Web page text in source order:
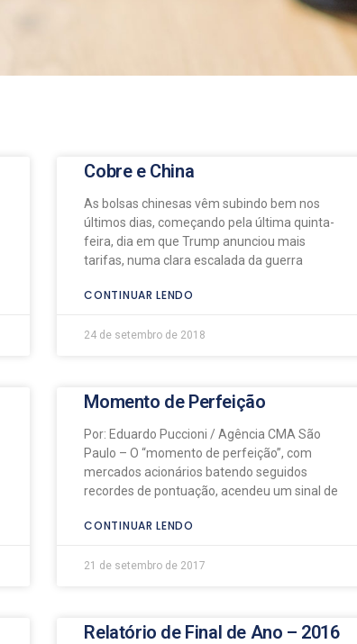
Cobre e China
As bolsas chinesas vêm subindo bem nos
últimos dias, começando pela última quinta-
feira, dia em que Trump anunciou mais
tarifas, numa clara escalada da guerra
CONTINUAR LENDO
24 de setembro de 2018
Momento de Perfeição
Por: Eduardo Puccioni / Agência CMA São
Paulo – O “momento de perfeição”, com
mercados acionários batendo seguidos
recordes de pontuação, acendeu um sinal de
CONTINUAR LENDO
21 de setembro de 2017
Relatório de Final de Ano – 2016